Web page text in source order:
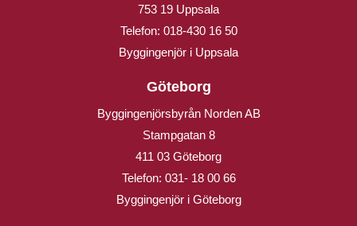
753 19 Uppsala
Telefon: 018-430 16 50
Byggingenjör i Uppsala
Göteborg
Byggingenjörsbyrån Norden AB
Stampgatan 8
411 03 Göteborg
Telefon: 031- 18 00 66
Byggingenjör i Göteborg